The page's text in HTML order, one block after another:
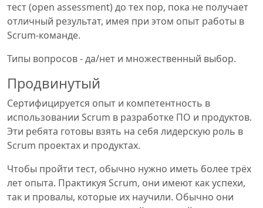
тест (open assessment) до тех пор, пока не получает
отличный результат, имея при этом опыт работы в
Scrum-команде.
Типы вопросов - да/нет и множественный выбор.
Продвинутый
Сертифицируется опыт и компетентность в
использовании Scrum в разработке ПО и продуктов.
Эти ребята готовы взять на себя лидерскую роль в
Scrum проектах и продуктах.
Чтобы пройти тест, обычно нужно иметь более трёх
лет опыта. Практикуя Scrum, они имеют как успехи,
так и провалы, которые их научили. Обычно они